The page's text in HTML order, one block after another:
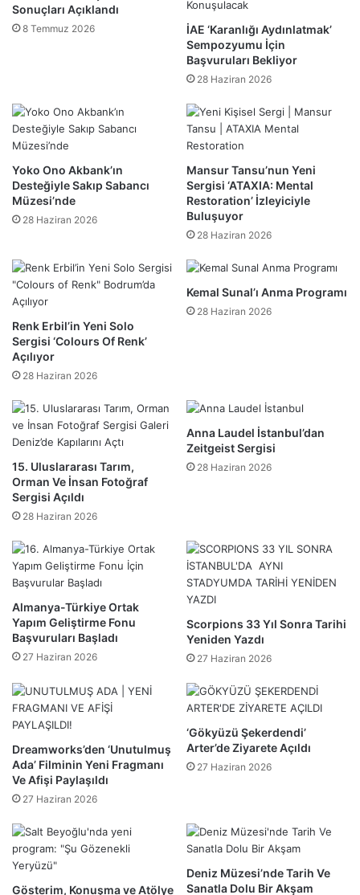
Sonuçları Açıklandı
8 Temmuz 2026
İAE ‘Karanlığı Aydınlatmak’
Sempozyumu İçin
Başvuruları Bekliyor
28 Haziran 2026
Yoko Ono Akbank’ın
Desteğiyle Sakıp Sabancı
Müzesi’nde
28 Haziran 2026
Mansur Tansu’nun Yeni
Sergisi ‘ATAXIA: Mental
Restoration’ İzleyiciyle
Buluşuyor
28 Haziran 2026
Renk Erbil’in Yeni Solo
Sergisi ‘Colours Of Renk’
Açılıyor
28 Haziran 2026
Kemal Sunal’ı Anma Programı
28 Haziran 2026
15. Uluslararası Tarım,
Orman Ve İnsan Fotoğraf
Sergisi Açıldı
28 Haziran 2026
Anna Laudel İstanbul’dan
Zeitgeist Sergisi
28 Haziran 2026
Almanya-Türkiye Ortak
Yapım Geliştirme Fonu
Başvuruları Başladı
27 Haziran 2026
Scorpions 33 Yıl Sonra Tarihi
Yeniden Yazdı
27 Haziran 2026
Dreamworks’den ‘Unutulmuş
Ada’ Filminin Yeni Fragmanı
Ve Afişi Paylaşıldı
27 Haziran 2026
‘Gökyüzü Şekerdendi’
Arter’de Ziyarete Açıldı
27 Haziran 2026
Gösterim, Konuşma ve Atölye
Deniz Müzesi’nde Tarih Ve
Sanatla Dolu Bir Akşam